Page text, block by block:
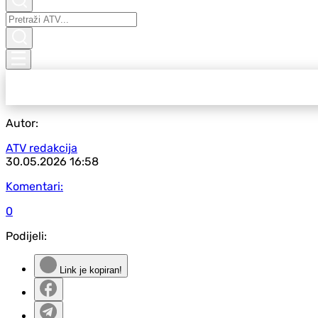
Autor:
ATV redakcija
30.05.2026 16:58
Komentari:
0
Podijeli:
Link je kopiran!